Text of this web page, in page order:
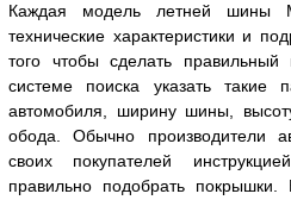
Каждая модель летней шины
технические характеристики и
того чтобы сделать
системе поиска указать такие
автомобиля, ширину шины,
обода. Обычно производители
своих покупателей
правильно подобрать покрышки.